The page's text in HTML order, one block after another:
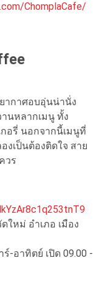
ChomplaCafe/
ากาศอบอุ่นน่านั่ง
นหลากเมนู ทั้ง
อรี่ นอกจากนี้เมนูที่
เป็นต้องติดใจ สาย
วร
ใหม่ อำเภอ เมือง
ร์-อาทิตย์ เปิด 09.00 -